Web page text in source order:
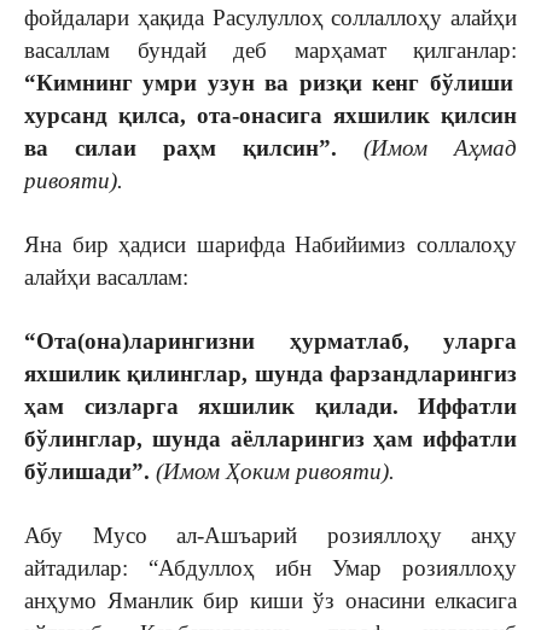
фойдалари ҳақида Расулуллоҳ соллаллоҳу алайҳи
васаллам бундай деб марҳамат қилганлар:
“Кимнинг умри узун ва ризқи кенг бўлиши
хурсанд қилса, ота-онасига яхшилик қилсин
ва силаи раҳм қилсин”. (Имом Аҳмад
ривояти).
Яна бир ҳадиси шарифда Набийимиз соллалоҳу
алайҳи васаллам:
“Ота(она)ларингизни ҳурматлаб, уларга
яхшилик қилинглар, шунда фарзандларингиз
ҳам сизларга яхшилик қилади. Иффатли
бўлинглар, шунда аёлларингиз ҳам иффатли
бўлишади”. (Имом Ҳоким ривояти).
Абу Мусо ал-Ашъарий розияллоҳу анҳу
айтадилар: “Абдуллоҳ ибн Умар розияллоҳу
анҳумо Яманлик бир киши ўз онасини елкасига